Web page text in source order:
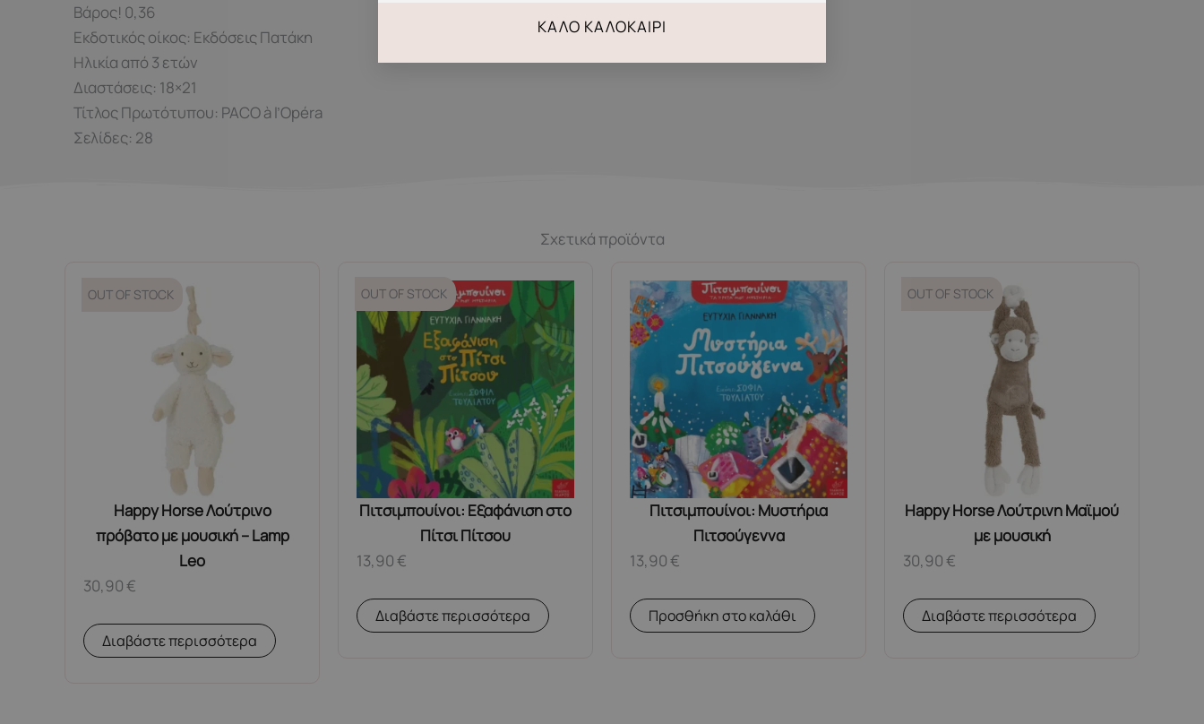
Βάρος! 0,36
Εκδοτικός οίκος: Εκδόσεις Πατάκη
Ηλικία από 3 ετών
Διαστάσεις: 18×21
Τίτλος Πρωτότυπου: PACO à l’Opéra
Σελίδες: 28
Σχετικά προϊόντα
Happy Horse Λούτρινο
πρόβατο με μουσική – Lamp
Leo
OUT OF STOCK
30,90€
Διαβάστε περισσότερα
Πιτσιμπουίνοι: Εξαφάνιση στο
Πίτσι Πίτσου
OUT OF STOCK
13,90€
Διαβάστε περισσότερα
Πιτσιμπουίνοι: Μυστήρια
Πιτσούγεννα
13,90€
Προσθήκη στο καλάθι
Happy Horse Λούτρινη Μαϊμού
με μουσική
OUT OF STOCK
30,90€
Διαβάστε περισσότερα
ΚΑΛΌ ΚΑΛΟΚΑΊΡΙ